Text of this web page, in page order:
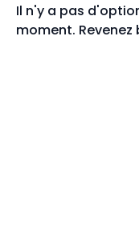
Il n'y a pas
moment. Revenez